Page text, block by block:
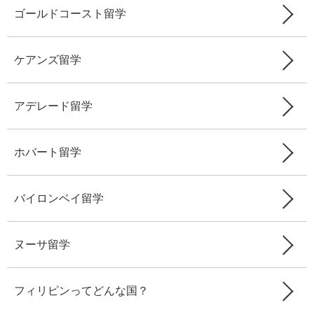
ゴールドコースト留学
ケアンズ留学
アデレード留学
ホバート留学
バイロンベイ留学
ヌーサ留学
フィリピンってどんな国？